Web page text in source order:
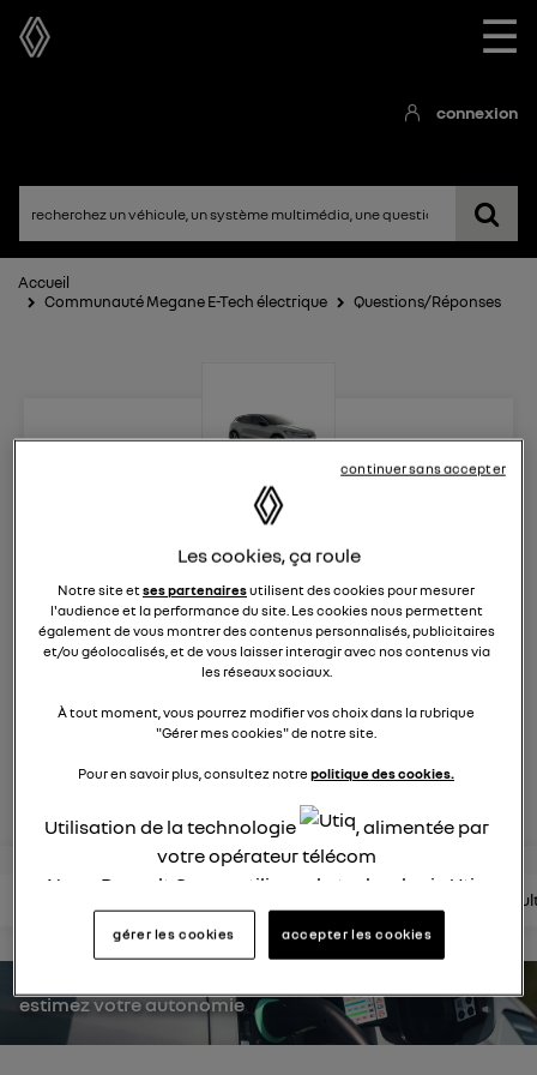
☰
connexion
Accueil
Communauté Megane E-Tech électrique
Questions/Réponses
Megane E-Tech électrique
2120membres
nouvelle ère 100% électrique
posez une question
rejoignez
estimez votre autonomie
Les cookies, ça roule
Notre site etses partenairesutilisent des cookies pour mesurer
l'audience et la performance du site. Les cookies nous permettent
également de vous montrer des contenus personnalisés, publicitaires
et/ou géolocalisés, et de vous laisser interagir avec nos contenus via
les réseaux sociaux.
À tout moment, vous pourrez modifier vos choix dans la rubrique
"Gérer mes cookies" de notre site.
Pour en savoir plus, consultez notrepolitique des cookies.
Utilisation de la technologie
, alimentée par
votre opérateur télécom
Nous, Renault Group, utilisons la technologie Utiq
pour nos activités digitales (telles que décrites
dans cette notice de consentement) et liées à
utilisez une connexion internet fournie parun
opérateur télécom participantet que vous
gérer les cookies accepter les cookies
continuer sans accepter